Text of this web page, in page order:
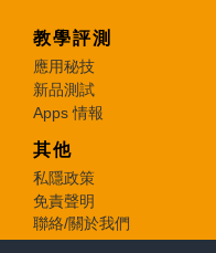
教學評測
應用秘技
新品測試
Apps 情報
其他
私隱政策
免責聲明
聯絡/關於我們